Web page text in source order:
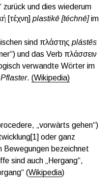
zurück und dies wiederum
[τέχνη]plastikē [téchnē]im
sind πλάστηςplástēs
und das Verb πλάσσειν
verwandte Wörter im
Pflaster.(Wikipedia)
„vorwärts gehen“)
oder ganz
Bewegungen bezeichnet
sind auch „Hergang“,
(Wikipedia)